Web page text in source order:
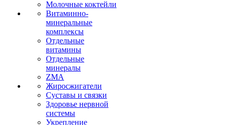
Молочные коктейли
Витаминно-
минеральные
комплексы
Отдельные
витамины
Отдельные
минералы
ZMA
Жиросжигатели
Суставы и связки
Здоровье нервной
системы
Укрепление